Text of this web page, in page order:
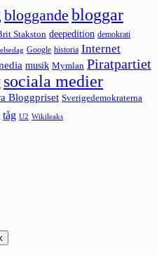
bloggande bloggar
Stakston deepedition demokrati
Google historia Internet
musik Mymlan Piratpartiet
sociala medier
Bloggpriset Sverigedemokraterna
tåg U2 Wikileaks